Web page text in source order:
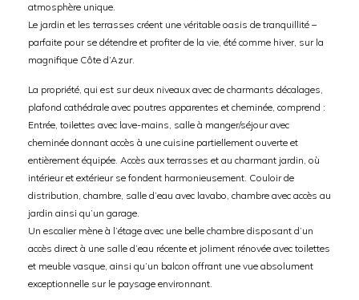
atmosphère unique.
Le jardin et les terrasses créent une véritable oasis de tranquillité –
parfaite pour se détendre et profiter de la vie, été comme hiver, sur la
magnifique Côte d’Azur.
La propriété, qui est sur deux niveaux avec de charmants décalages,
plafond cathédrale avec poutres apparentes et cheminée, comprend :
Entrée, toilettes avec lave-mains, salle à manger/séjour avec
cheminée donnant accès à une cuisine partiellement ouverte et
entièrement équipée. Accès aux terrasses et au charmant jardin, où
intérieur et extérieur se fondent harmonieusement. Couloir de
distribution, chambre, salle d’eau avec lavabo, chambre avec accès au
jardin ainsi qu’un garage.
Un escalier mène à l’étage avec une belle chambre disposant d’un
accès direct à une salle d’eau récente et joliment rénovée avec toilettes
et meuble vasque, ainsi qu’un balcon offrant une vue absolument
exceptionnelle sur le paysage environnant.